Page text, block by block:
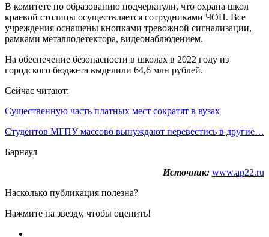
В комитете по образованию подчеркнули, что охрана школ
краевой столицы осуществляется сотрудниками ЧОП. Все
учреждения оснащены кнопками тревожной сигнализации,
рамками металлодетектора, видеонаблюдением.
На обеспечение безопасности в школах в 2022 году из
городского бюджета выделили 64,6 млн рублей.
Сейчас читают:
Существенную часть платных мест сократят в вузах
Студентов МГПУ массово вынуждают перевестись в другие…
Барнаул
Источник: www.ap22.ru
Насколько публикация полезна?
Нажмите на звезду, чтобы оценить!